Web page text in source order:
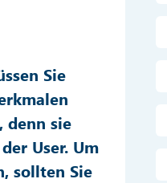
Sie
denn sie
User. Um
sollten Sie